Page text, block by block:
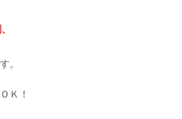
オールの口コミ！スキンケア配
液の効果について
。
Ｋ！